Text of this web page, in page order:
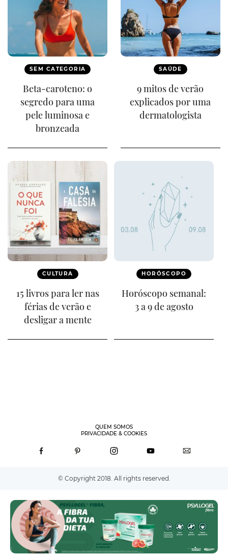
SEM CATEGORIA
Beta-caroteno: o
segredo para uma
pele luminosa e
bronzeada
SAÚDE
9 mitos de verão
explicados por uma
dermatologista
CULTURA
15 livros para ler nas
férias de verão e
desligar a mente
HORÓSCOPO
Horóscopo semanal:
3 a 9 de agosto
QUEM SOMOS
PRIVACIDADE & COOKIES
© Copyright 2018. All rights reserved.